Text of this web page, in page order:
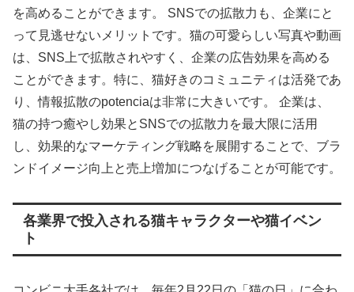
を高めることができます。 SNSでの拡散力も、企業にと
って見逃せないメリットです。猫の可愛らしい写真や動画
は、SNS上で拡散されやすく、企業の広告効果を高める
ことができます。特に、猫好きのコミュニティは活発であ
り、情報拡散のpotenciaは非常に大きいです。 企業は、
猫の持つ癒やし効果とSNSでの拡散力を最大限に活用
し、効果的なマーケティング戦略を展開することで、ブラ
ンドイメージ向上と売上増加につなげることが可能です。
各業界で投入される猫キャラクターや猫イベン
ト